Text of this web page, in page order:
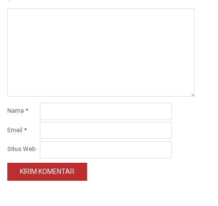
Nama *
Email *
Situs Web